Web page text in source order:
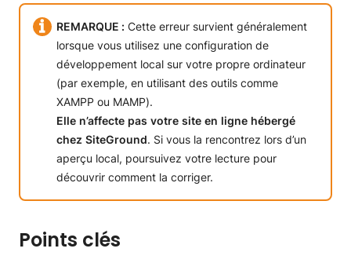
REMARQUE : Cette erreur survient généralement
lorsque vous utilisez une configuration de
développement local sur votre propre ordinateur
(par exemple, en utilisant des outils comme
XAMPP ou MAMP).
Elle n’affecte pas votre site en ligne hébergé
chez SiteGround. Si vous la rencontrez lors d’un
aperçu local, poursuivez votre lecture pour
découvrir comment la corriger.
Points clés